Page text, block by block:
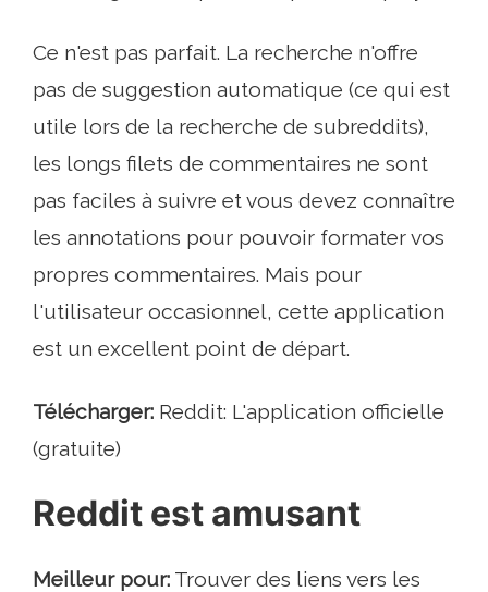
Ce n'est pas parfait. La recherche n'offre
pas de suggestion automatique (ce qui est
utile lors de la recherche de subreddits),
les longs filets de commentaires ne sont
pas faciles à suivre et vous devez connaître
les annotations pour pouvoir formater vos
propres commentaires. Mais pour
l'utilisateur occasionnel, cette application
est un excellent point de départ.
Télécharger: Reddit: L'application officielle
(gratuite)
Reddit est amusant
Meilleur pour: Trouver des liens vers les